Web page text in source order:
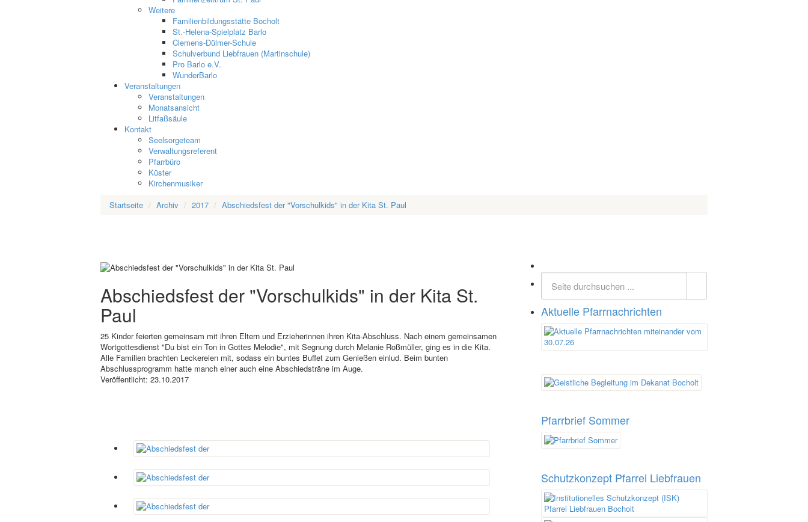
Weitere
Familienbildungsstätte Bocholt
St.-Helena-Spielplatz Barlo
Clemens-Dülmer-Schule
Schulverbund Liebfrauen (Martinschule)
Pro Barlo e.V.
WunderBarlo
Veranstaltungen
Veranstaltungen
Monatsansicht
Litfaßsäule
Kontakt
Seelsorgeteam
Verwaltungsreferent
Pfarrbüro
Küster
Kirchenmusiker
Startseite
Archiv 2017 Abschiedsfest der "Vorschulkids" in der Kita St. Paul
Abschiedsfest der "Vorschulkids" in der Kita St.
Paul
25 Kinder feierten gemeinsam mit ihren Eltern und Erzieherinnen ihren Kita-Abschluss. Nach einem gemeinsamen
Wortgottesdienst "Du bist ein Ton in Gottes Melodie", mit Segnung durch Melanie Roßmüller, ging es in die Kita.
Alle Familien brachten Leckereien mit, sodass ein buntes Buffet zum Genießen einlud. Beim bunten
Abschlussprogramm hatte manch einer auch eine Abschiedsträne im Auge.
Veröffentlicht: 23.10.2017
Aktuelle Pfarrnachrichten
Pfarrbrief Sommer
Schutzkonzept Pfarrei Liebfrauen